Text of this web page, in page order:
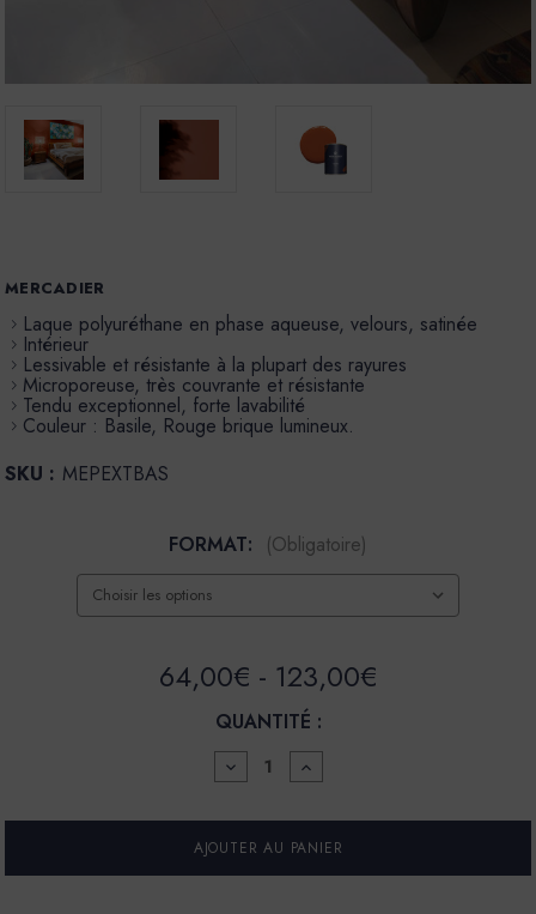
MERCADIER
Laque polyuréthane en phase aqueuse, velours, satinée
Intérieur
Lessivable et résistante à la plupart des rayures
Microporeuse, très couvrante et résistante
Tendu exceptionnel, forte lavabilité
Couleur : Basile, Rouge brique lumineux.
SKU : MEPEXTBAS
FORMAT: (Obligatoire)
64,00€ - 123,00€
QUANTITÉ :
DIMINUER
LA
POUR
PEINTURE
-
AUGMENTER
LA
POUR
PEINTURE
-